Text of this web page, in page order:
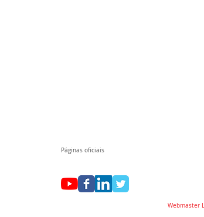
Páginas oficiais
Webmaster